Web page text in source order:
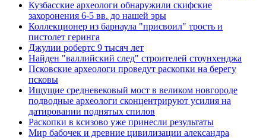
Кузбасские археологи обнаружили скифские
захоронения 6-5 вв. до нашей эры
Коллекционер из барнаула "присвоил" трость и
пистолет геринга
Джулии робертс 9 тысяч лет
Найден "валлийский след" строителей стоунхенджа
Псковские археологи проведут раскопки на берегу
псковы
Ищущие средневековый мост в великом новгороде
подводные археологи сконцентрируют усилия на
датировании поднятых спилов
Раскопки в ксизово уже принесли результаты
Мир бабочек и древние цивилизации александра